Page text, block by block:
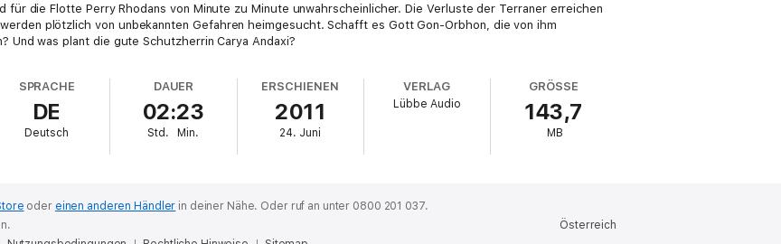
für die Flotte Perry Rhodans von Minute zu Minute unwahrscheinlicher. Die Verluste der Terraner erreichen
plötzlich von unbekannten Gefahren heimgesucht. Schafft es Gott Gon-Orbhon, die von ihm
Und was plant die gute Schutzherrin Carya Andaxi?
SPRACHE
DE
Deutsch
DAUER
02:23
Std. Min.
ERSCHIENEN
2011
24. Juni
VERLAG
Lübbe Audio
GRÖSSE
143,7
MB
oder einen anderen Händler in deiner Nähe. Oder ruf an unter 0800 201 037.
Österreich